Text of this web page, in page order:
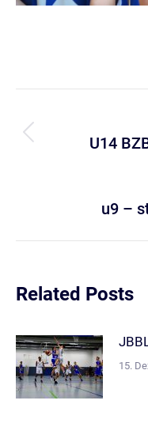
U14
u9 –
Related Posts
15.